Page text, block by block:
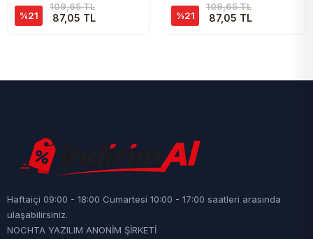
%21
109,65 TL
87,05 TL %21
109,65 TL
87,05 TL
Haftaiçi 09:00 - 18:00 Cumartesi 10:00 - 17:00 saatleri arasında
ulaşabilirsiniz.
NOCHTA YAZILIM ANONİM ŞİRKETİ